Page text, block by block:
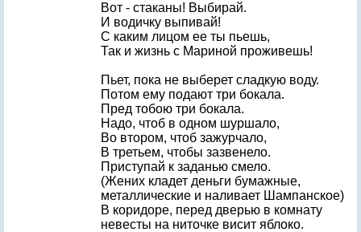
Вот - стаканы! Выбирай.
И водичку выпивай!
С каким лицом ее ты пьешь,
Так и жизнь с Мариной проживешь!
Пьет, пока не выберет сладкую воду.
Потом ему подают три бокала.
Пред тобою три бокала.
Надо, чтоб в одном шуршало,
Во втором, чтоб зажурчало,
В третьем, чтобы зазвенело.
Приступай к заданью смело.
(Жених кладет деньги бумажные,
металлические и наливает Шампанское)
В коридоре, перед дверью в комнату
невесты на ниточке висит яблоко.